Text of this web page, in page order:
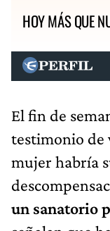
HOY MÁS QUE
El fin de
testimonio de
mujer habría
un sanatorio